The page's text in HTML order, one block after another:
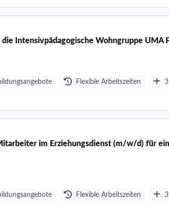
Intensivpädagogische Wohngruppe UMA
Flexible Arbeitszeiten 3
im Erziehungsdienst (m/w/d) für
Flexible Arbeitszeiten 3